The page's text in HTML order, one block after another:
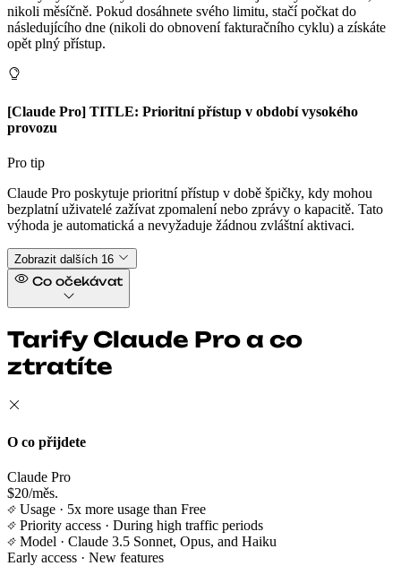
nikoli měsíčně. Pokud dosáhnete svého limitu, stačí počkat do
následujícího dne (nikoli do obnovení fakturačního cyklu) a získáte
opět plný přístup.
[Claude Pro] TITLE: Prioritní přístup v období vysokého
provozu
Pro tip
Claude Pro poskytuje prioritní přístup v době špičky, kdy mohou
bezplatní uživatelé zažívat zpomalení nebo zprávy o kapacitě. Tato
výhoda je automatická a nevyžaduje žádnou zvláštní aktivaci.
Zobrazit dalších 16
Co očekávat
Tarify Claude Pro a co
ztratíte
O co přijdete
Claude Pro
$20/měs.
Usage · 5x more usage than Free
Priority access · During high traffic periods
Model · Claude 3.5 Sonnet, Opus, and Haiku
Early access · New features